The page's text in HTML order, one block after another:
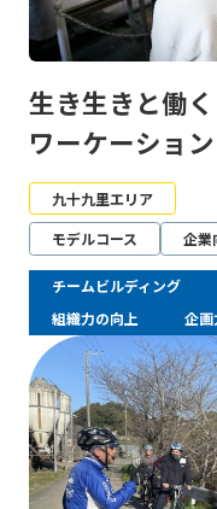
生き生きと働
ワーケーショ
九十九里エリア
モデルコース
企業
チームビルディング
組織力の向上
企画